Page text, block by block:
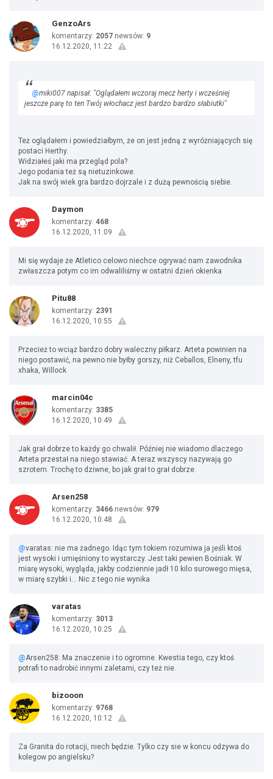
GenzoArs
komentarzy: 2057 newsów: 9
16.12.2020, 11:22
@miki007 napisał: "Oglądałem wczoraj mecz herty i wcześniej
jeszcze parę to ten Twój włochacz jest bardzo bardzo słabiutki"
Też oglądałem i powiedziałbym, że on jest jedną z wyróżniających się
postaci Herthy.
Widziałeś jaki ma przegląd pola?
Jego podania też są nietuzinkowe.
Jak na swój wiek gra bardzo dojrzale i z dużą pewnością siebie.
Daymon
komentarzy: 468
16.12.2020, 11:09
Mi się wydaje że Atletico celowo niechce ogrywać nam zawodnika
zwłaszcza potym co im odwaliliśmy w ostatni dzień okienka
Pitu88
komentarzy: 2391
16.12.2020, 10:55
Przecież to wciąż bardzo dobry waleczny piłkarz. Arteta powinien na
niego postawić, na pewno nie byłby gorszy, niż Ceballos, Elneny, tfu
xhaka, Willock
marcin04c
komentarzy: 3385
16.12.2020, 10:49
Jak grał dobrze to każdy go chwalił. Później nie wiadomo dlaczego
Arteta przestał na niego stawiać. A teraz wszyscy nazywają go
szrotem. Trochę to dziwne, bo jak grał to grał dobrze.
Arsen258
komentarzy: 3466 newsów: 979
16.12.2020, 10:48
@varatas: nie ma żadnego. Idąc tym tokiem rozumiwa ja jeśli ktoś
jest wysoki i umięśniony to wystarczy. Jest taki pewien Bośniak. W
miarę wysoki, wygląda, jakby codziennie jadł 10 kilo surowego mięsa,
w miarę szybki i... Nic z tego nie wynika
varatas
komentarzy: 3013
16.12.2020, 10:25
@Arsen258: Ma znaczenie i to ogromne. Kwestia tego, czy ktoś
potrafi to nadrobić innymi zaletami, czy też nie.
bizooon
komentarzy: 9768
16.12.2020, 10:12
Za Granita do rotacji, niech będzie. Tylko czy sie w koncu odzywa do
kolegow po angielsku?